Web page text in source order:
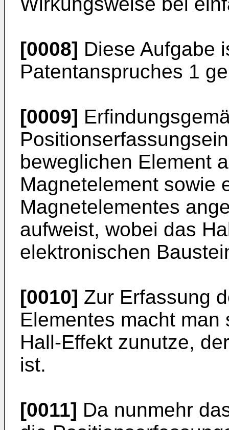
[0008] Diese Aufgabe
Patentanspruches 1
[0009]
beweglichen Element
Magnetelement sowie
Magnetelementes
aufweist, wobei das
elektronischen
[0010] Zur Erfassung
Elementes macht
Hall-Effekt zunutze,
ist.
[0011] Da nunmehr